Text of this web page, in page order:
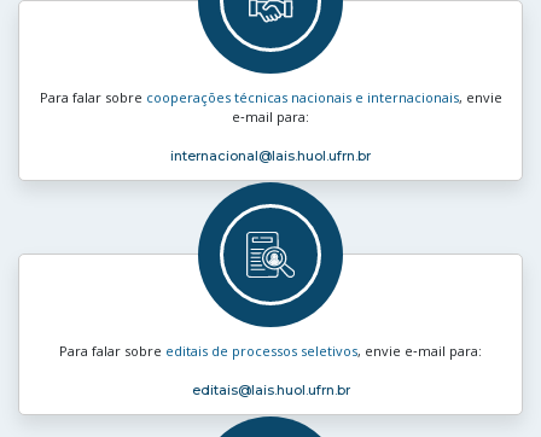
Para falar sobre cooperações técnicas nacionais e internacionais, envie
e‑mail para:
internacional@lais.huol.ufrn.br
Para falar sobre editais de processos seletivos, envie e‑mail para:
editais@lais.huol.ufrn.br